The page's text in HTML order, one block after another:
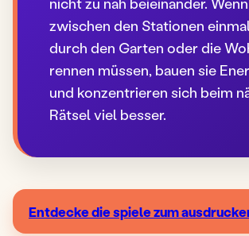
zwischen den Stationen
durch den Garten oder die
rennen müssen, bauen sie
und konzentrieren sich beim
Rätsel viel besser.
Entdecke die spiele zum